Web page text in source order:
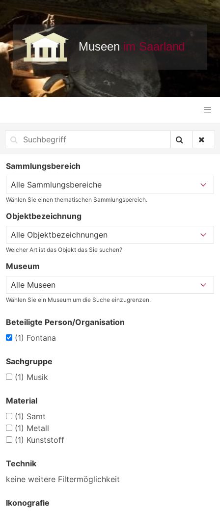
Sammlungsbereich
Wählen Sie einen thematischen Sammlungsbereich.
Objektbezeichnung
Welcher Art ist das Objekt das Sie suchen?
Museum
Wählen Sie ein Museum um die Suche einzugrenzen.
Beteiligte Person/Organisation
(1) Fontana
Sachgruppe
(1) Musik
Material
(1) Samt
(1) Metall
(1) Kunststoff
Technik
keine weitere Filtermöglichkeit
Ikonografie